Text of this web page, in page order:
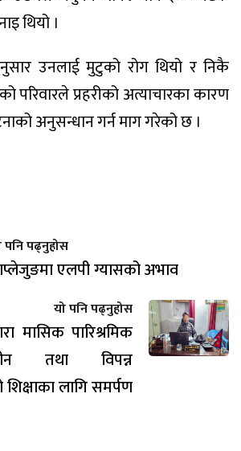
थियो ।
उनलाई मुटुको रोग थियो र निकै
परिवारले प्रहरीको अत्याचारका कारण
अनुसन्धान गर्न माग गरेको छ ।
पनि पढ्नुहोस
एलपी ग्यासको अभाव
यो पनि पढ्नुहोस
मासिक पारिश्रमिक
तथा विपन्न
लागि समर्पण